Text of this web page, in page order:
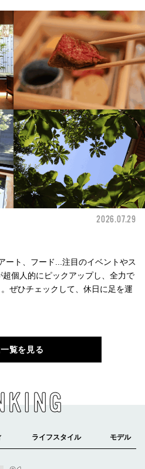
2026.07.29
ート、フード...注目のイベントやス
個人的にピックアップし、全力で
ぜひチェックして、休日に足を運
覧を見る